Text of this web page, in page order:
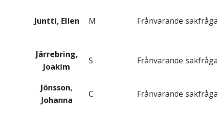
Juntti, Ellen M Frånvarande
Järrebring,
Joakim
S Frånvarande
Jönsson,
Johanna
C Frånvarande